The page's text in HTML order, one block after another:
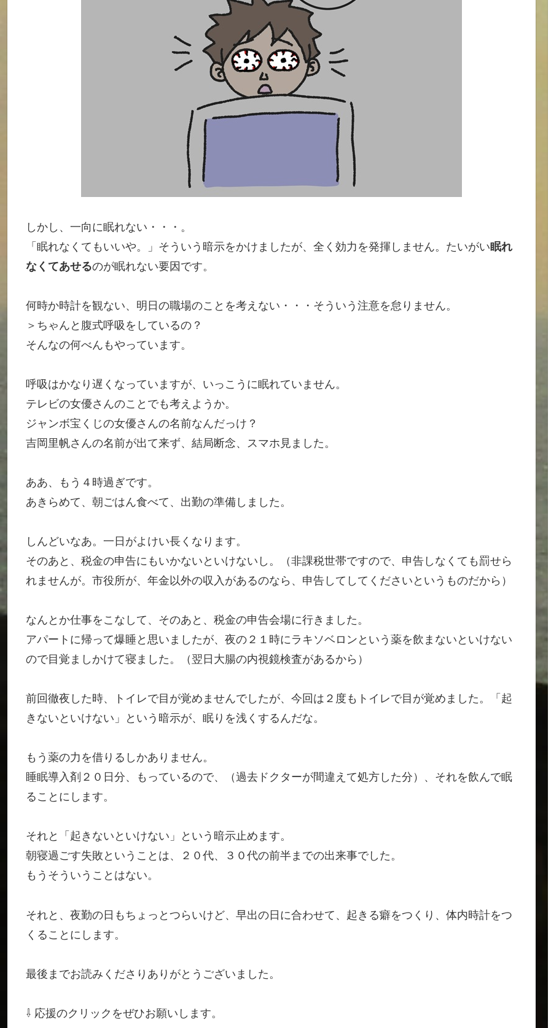
しかし、一向に眠れない・・・。
「眠れなくてもいいや。」そういう暗示をかけましたが、全く効力を発揮しません。たいがい眠れ
なくてあせるのが眠れない要因です。
何時か時計を観ない、明日の職場のことを考えない・・・そういう注意を怠りません。
＞ちゃんと腹式呼吸をしているの？
そんなの何べんもやっています。
呼吸はかなり遅くなっていますが、いっこうに眠れていません。
テレビの女優さんのことでも考えようか。
ジャンボ宝くじの女優さんの名前なんだっけ？
吉岡里帆さんの名前が出て来ず、結局断念、スマホ見ました。
ああ、もう４時過ぎです。
あきらめて、朝ごはん食べて、出勤の準備しました。
しんどいなあ。一日がよけい長くなります。
そのあと、税金の申告にもいかないといけないし。（非課税世帯ですので、申告しなくても罰せら
れませんが。市役所が、年金以外の収入があるのなら、申告してしてくださいというものだから）
なんとか仕事をこなして、そのあと、税金の申告会場に行きました。
アパートに帰って爆睡と思いましたが、夜の２１時にラキソベロンという薬を飲まないといけない
ので目覚ましかけて寝ました。（翌日大腸の内視鏡検査があるから）
前回徹夜した時、トイレで目が覚めませんでしたが、今回は２度もトイレで目が覚めました。「起
きないといけない」という暗示が、眠りを浅くするんだな。
もう薬の力を借りるしかありません。
睡眠導入剤２０日分、もっているので、（過去ドクターが間違えて処方した分）、それを飲んで眠
ることにします。
それと「起きないといけない」という暗示止めます。
朝寝過ごす失敗ということは、２０代、３０代の前半までの出来事でした。
もうそういうことはない。
それと、夜勤の日もちょっとつらいけど、早出の日に合わせて、起きる癖をつくり、体内時計をつ
くることにします。
最後までお読みくださりありがとうございました。
⇩ 応援のクリックをぜひお願いします。